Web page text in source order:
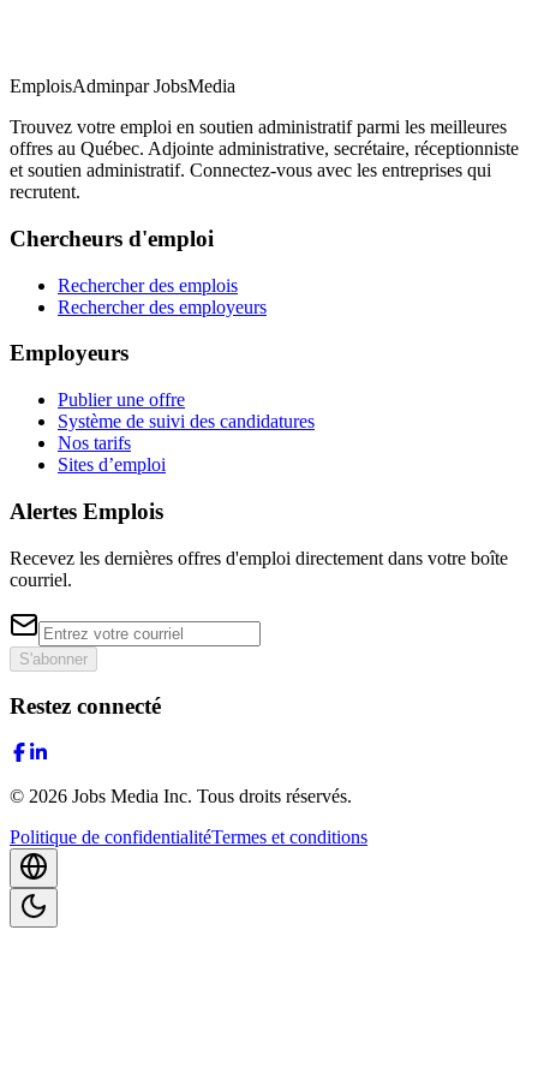
EmploisAdminpar JobsMedia
Trouvez votre emploi en soutien administratif parmi les meilleures
offres au Québec. Adjointe administrative, secrétaire, réceptionniste
et soutien administratif. Connectez-vous avec les entreprises qui
recrutent.
Chercheurs d'emploi
Rechercher des emplois
Rechercher des employeurs
Employeurs
Publier une offre
Système de suivi des candidatures
Nos tarifs
Sites d’emploi
Alertes Emplois
Recevez les dernières offres d'emploi directement dans votre boîte
courriel.
S'abonner
Restez connecté
© 2026 Jobs Media Inc. Tous droits réservés.
Politique de confidentialitéTermes et conditions